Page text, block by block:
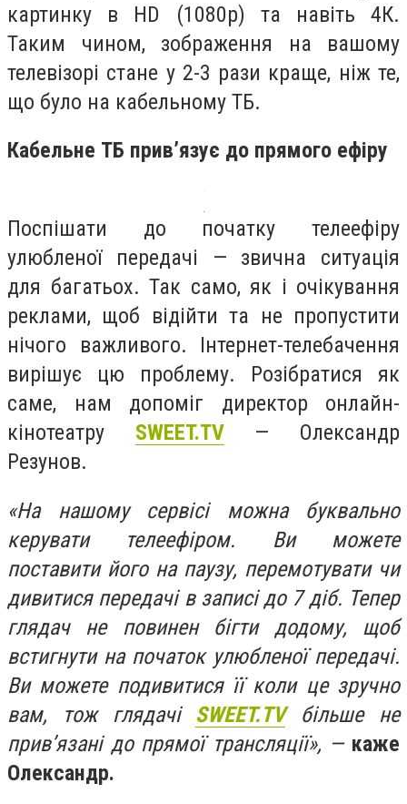
картинку в HD (1080р) та навіть 4К.
Таким чином, зображення на вашому
телевізорі стане у 2-3 рази краще, ніж те,
що було на кабельному ТБ.
Кабельне ТБ прив’язує до прямого ефіру
Поспішати до початку телеефіру
улюбленої передачі — звична ситуація
для багатьох. Так само, як і очікування
реклами, щоб відійти та не пропустити
нічого важливого. Інтернет-телебачення
вирішує цю проблему. Розібратися як
саме, нам допоміг директор онлайн-
кінотеатру SWEET.TV— Олександр
Резунов.
«На нашому сервісі можна буквально
керувати телеефіром. Ви можете
поставити його на паузу, перемотувати чи
дивитися передачі в записі до 7 діб. Тепер
глядач не повинен бігти додому, щоб
встигнути на початок улюбленої передачі.
Ви можете подивитися її коли це зручно
вам, тож глядачі SWEET.TVбільше не
прив’язані до прямої трансляції», — каже
Олександр.